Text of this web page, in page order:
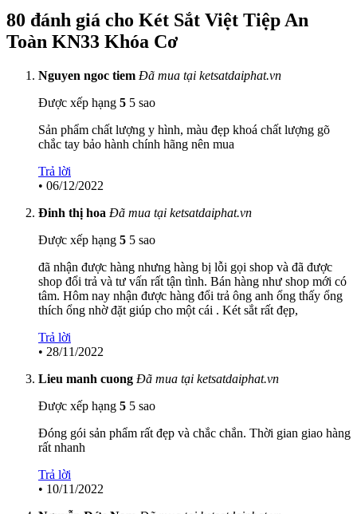
80 đánh giá cho Két Sắt Việt Tiệp An
Toàn KN33 Khóa Cơ
Nguyen ngoc tiem Đã mua tại ketsatdaiphat.vn
Được xếp hạng 5 5 sao
Sản phẩm chất lượng y hình, màu đẹp khoá chất lượng gõ
chắc tay bảo hành chính hãng nên mua
Trả lời
• 06/12/2022
Đinh thị hoa Đã mua tại ketsatdaiphat.vn
Được xếp hạng 5 5 sao
đã nhận được hàng nhưng hàng bị lỗi gọi shop và đã được
shop đổi trả và tư vấn rất tận tình. Bán hàng như shop mới có
tâm. Hôm nay nhận được hàng đổi trả ông anh ổng thấy ổng
thích ổng nhờ đặt giúp cho một cái . Két sắt rất đẹp,
Trả lời
• 28/11/2022
Lieu manh cuong Đã mua tại ketsatdaiphat.vn
Được xếp hạng 5 5 sao
Đóng gói sản phẩm rất đẹp và chắc chắn. Thời gian giao hàng
rất nhanh
Trả lời
• 10/11/2022